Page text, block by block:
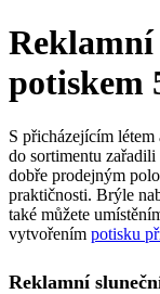
Reklamní
potiskem
S přicházejícím
do sortimentu
dobře prodejným
praktičnosti. Brýle
také můžete
vytvořením potisku
Reklamní